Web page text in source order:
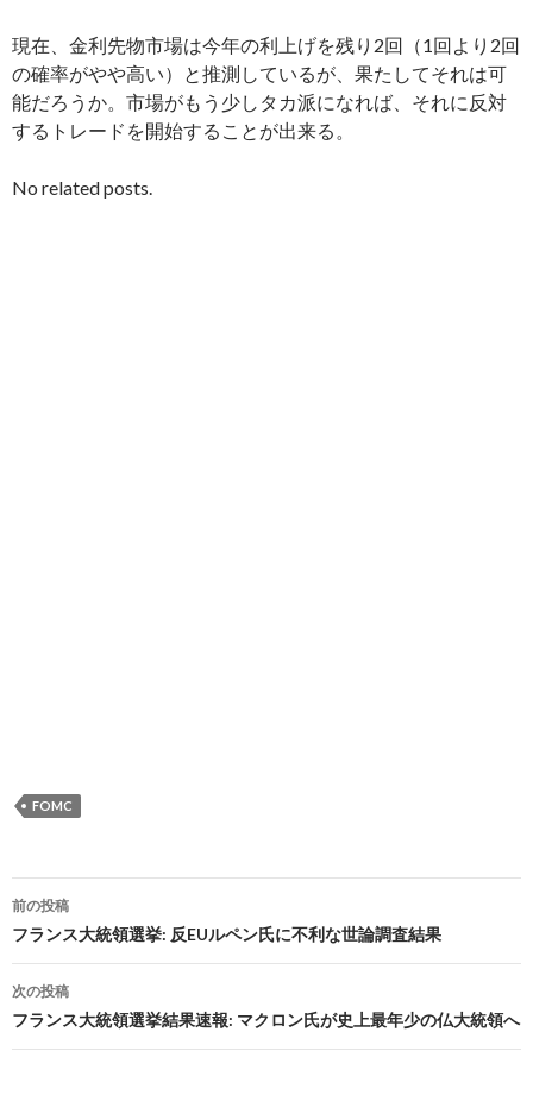
現在、金利先物市場は今年の利上げを残り2回（1回より2回
の確率がやや高い）と推測しているが、果たしてそれは可
能だろうか。市場がもう少しタカ派になれば、それに反対
するトレードを開始することが出来る。
No related posts.
FOMC
投
稿
ナ
ビ
ゲ
前の投稿
フランス大統領選挙: 反EUルペン氏に不利な世論調査結果
次の投稿
フランス大統領選挙結果速報: マクロン氏が史上最年少の仏大統領へ